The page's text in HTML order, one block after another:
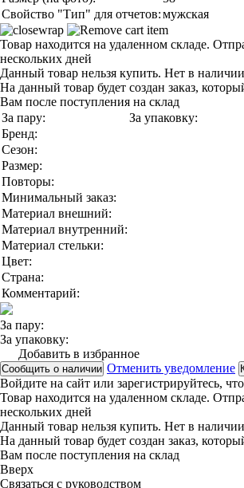
Свойство "Тип" для отчетов:мужская
Товар находится на удаленном складе.
нескольких дней
Данный товар нельзя купить. Нет в
На данный товар будет создан заказ,
Вам после поступления на склад
За пару:
За упаковку:
Бренд:
Сезон:
Размер:
Повторы:
Минимальный заказ:
Материал внешний:
Материал внутренний:
Материал стельки:
Цвет:
Страна:
Комментарий:
За пару:
За упаковку:
Добавить в избранное
Сообщить о наличии Отменить уведомление
Войдите на сайт или зарегистрируйтесь,
Товар находится на удаленном складе.
нескольких дней
Данный товар нельзя купить. Нет в
На данный товар будет создан заказ,
Вам после поступления на склад
Вверx
Связаться с руководством